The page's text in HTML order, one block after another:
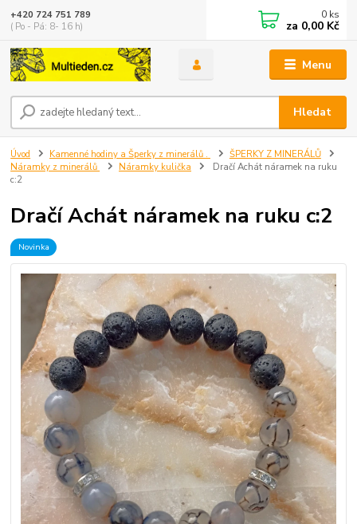
Menu
Hledat
+420 724 751 789
( Po - Pá: 8- 16 h)
0 ks
za 0,00 Kč
Úvod Kamenné hodiny a Šperky z minerálů .
ŠPERKY Z MINERÁLŮ
Náramky z minerálů
Náramky kulička
Dračí Achát náramek na ruku
c:2
Dračí Achát náramek na ruku c:2
Novinka